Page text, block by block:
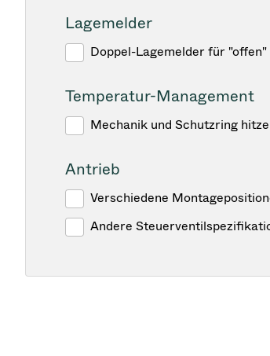
Lagemelder
Doppel-Lagemelder für "offen"
Temperatur-Management
Mechanik und Schutzring
Antrieb
Verschiedene
Andere